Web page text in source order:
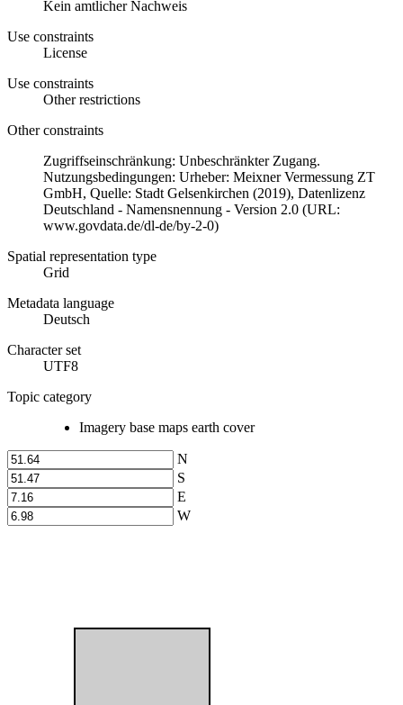
Kein amtlicher Nachweis
Use constraints
License
Use constraints
Other restrictions
Other constraints
Zugriffseinschränkung: Unbeschränkter Zugang.
Nutzungsbedingungen: Urheber: Meixner Vermessung ZT
GmbH, Quelle: Stadt Gelsenkirchen (2019), Datenlizenz
Deutschland - Namensnennung - Version 2.0 (URL:
www.govdata.de/dl-de/by-2-0)
Spatial representation type
Grid
Metadata language
Deutsch
Character set
UTF8
Topic category
Imagery base maps earth cover
N
S
E
W